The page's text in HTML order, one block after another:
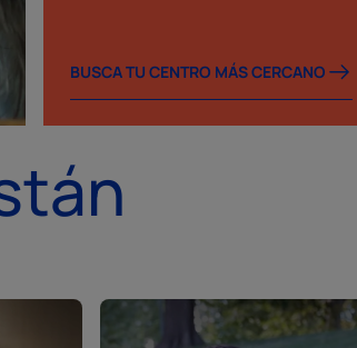
BUSCA TU CENTRO MÁS CERCANO